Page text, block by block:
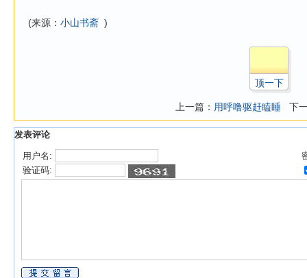
(来源： 小山书斋 )
顶一下
上一篇： 用呼噜驱赶瞌睡 下
发表评论
用户名:
验证码: